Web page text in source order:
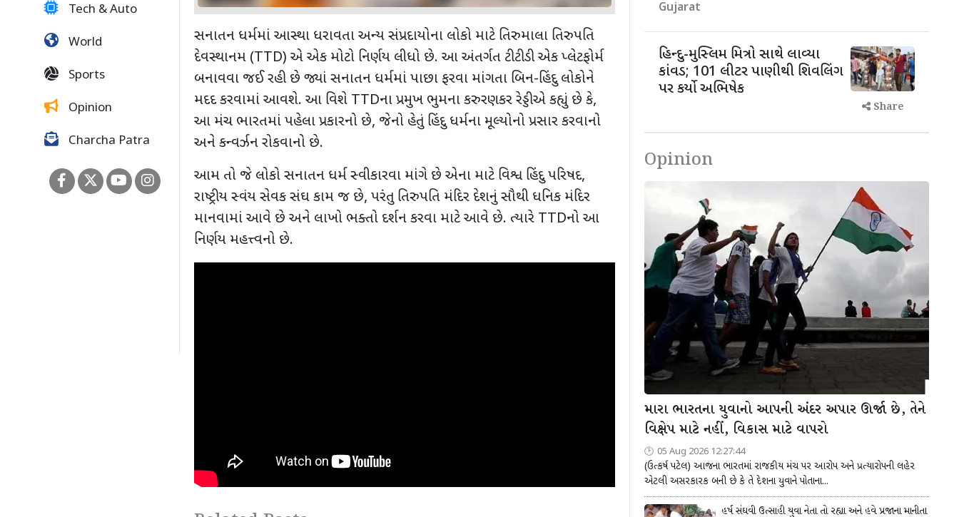
Tech & Auto
World
Sports
Opinion
Charcha Patra
સનાતન ધર્મમાં આસ્થા ધરાવતા અન્ય સંપ્રદાયોના લોકો માટે તિરુમાલા તિરુપતિ
દેવસ્થાનમ (TTD) એ એક મોટો નિર્ણય લીધો છે. આ અંતર્ગત ટીટીડી એક પ્લેટફોર્મ
બનાવવા જઈ રહી છે જ્યાં સનાતન ધર્મમાં પાછા ફરવા માંગતા બિન-હિંદુ લોકોને
મદદ કરવામાં આવશે. આ વિશે TTDના પ્રમુખ ભુમના કરુરણકર રેડ્ડીએ કહ્યું છે કે,
આ મંચ ભારતમાં પહેલા પ્રકારનો છે, જેનો હેતું હિંદુ ધર્મના મૂલ્યોનો પ્રસાર કરવાનો
અને કન્વર્ઝન રોકવાનો છે.
આમ તો જે લોકો સનાતન ધર્મ સ્વીકારવા માંગે છે એના માટે વિશ્વ હિંદુ પરિષદ,
રાષ્ટ્રીય સ્વંય સેવક સંઘ કામ જ છે, પરંતુ તિરુપતિ મંદિર દેશનું સૌથી ધનિક મંદિર
માનવામાં આવે છે અને લાખો ભક્તો દર્શન કરવા માટે આવે છે. ત્યારે TTDનો આ
નિર્ણય મહત્ત્વનો છે.
Gujarat
હિન્દુ-મુસ્લિમ મિત્રો સાથે લાવ્યા
કાંવડ; 101 લીટર પાણીથી શિવલિંગ
પર કર્યો અભિષેક
Share
Opinion
મારા ભારતના યુવાનો આપની અંદર અપાર ઊર્જા છે, તેને
વિક્ષેપ માટે નહીં, વિકાસ માટે વાપરો
05 Aug 2026 12:27:44
(ઉત્કર્ષ પટેલ) આજના ભારતમાં રાજકીય મંચ પર આરોપ અને પ્રત્યારોપની લહેર
એટલી અસરકારક બની છે કે તે દેશના યુવાને પોતાના...
હર્ષ સંઘવી ઉત્સાહી યુવા નેતા તો રહ્યા અને હવે પ્રજાના માનીતા